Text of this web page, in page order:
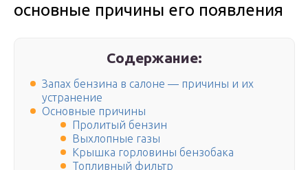
основные причины его появления
Содержание:
Запах бензина в салоне — причины и их
устранение
Основные причины
Пролитый бензин
Выхлопные газы
Крышка горловины бензобака
Топливный фильтр